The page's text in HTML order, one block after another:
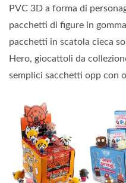
PVC 3D a forma di
pacchetti di figure in
pacchetti in scatola cieca
Hero, giocattoli da
semplici sacchetti opp con